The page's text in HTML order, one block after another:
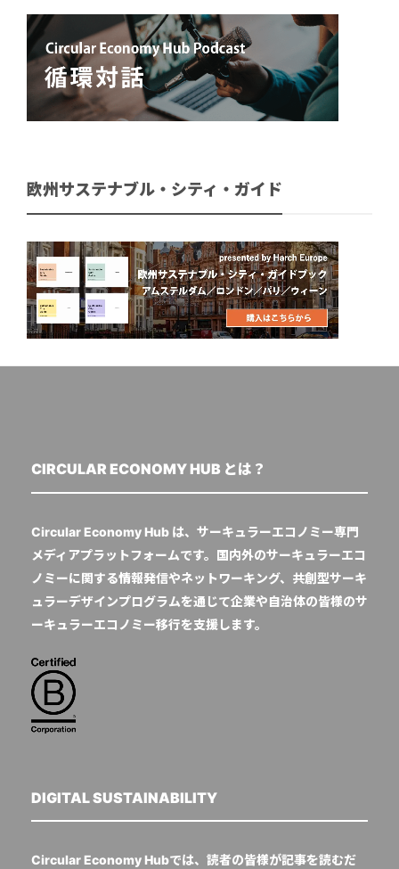
欧州サステナブル・シティ・ガイド
CIRCULAR ECONOMY HUB とは？
Circular Economy Hub は、サーキュラーエコノミー専門
メディアプラットフォームです。国内外のサーキュラーエコ
ノミーに関する情報発信やネットワーキング、共創型サーキ
ュラーデザインプログラムを通じて企業や自治体の皆様のサ
ーキュラーエコノミー移行を支援します。
DIGITAL SUSTAINABILITY
Circular Economy Hubでは、読者の皆様が記事を読むだ